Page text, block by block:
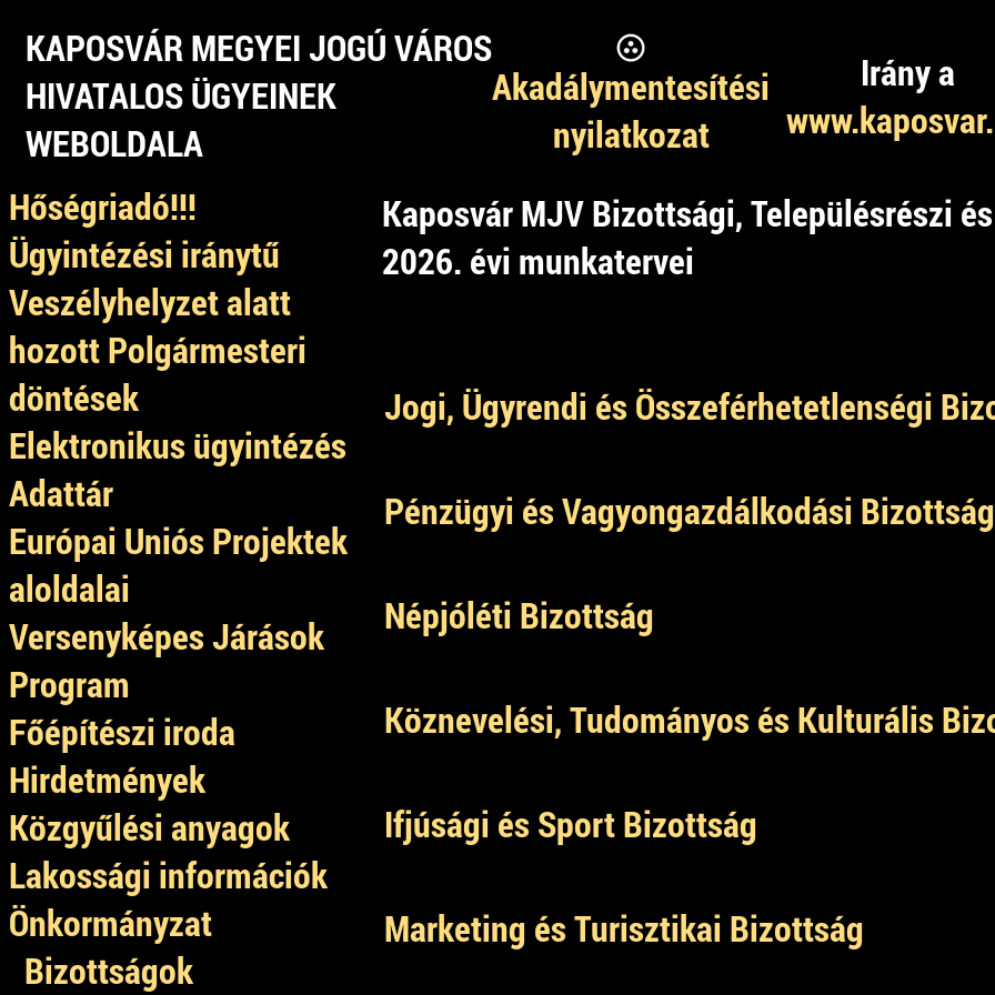
KAPOSVÁR MEGYEI JOGÚ VÁROS
HIVATALOS ÜGYEINEK
WEBOLDALA
Akadálymentesítési
nyilatkozat
Irány a
Hőségriadó!!!
Ügyintézési iránytű
Veszélyhelyzet alatt
hozott Polgármesteri
döntések
Elektronikus ügyintézés
Adattár
Európai Uniós Projektek
aloldalai
Versenyképes Járások
Program
Főépítészi iroda
Hirdetmények
Közgyűlési anyagok
Lakossági információk
Önkormányzat
Bizottságok
Kaposvár MJV Bizottsági, Településrészi
2026. évi munkatervei
Jogi, Ügyrendi és Összeférhetetlenségi
Pénzügyi és Vagyongazdálkodási Bizottság
Népjóléti Bizottság
Köznevelési, Tudományos és Kulturális
Ifjúsági és Sport Bizottság
Marketing és Turisztikai Bizottság